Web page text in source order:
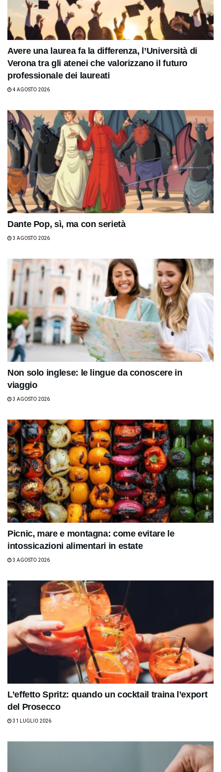
Avere una laurea fa la differenza, l’Università di
Verona tra gli atenei che valorizzano il futuro
professionale dei laureati
4 AGOSTO 2026
Dante Pop, sì, ma con serietà
3 AGOSTO 2026
Non solo inglese: le lingue da conoscere in
viaggio
3 AGOSTO 2026
Picnic, mare e montagna: come evitare le
intossicazioni alimentari in estate
3 AGOSTO 2026
L’effetto Spritz: quando un cocktail traina l’export
del Prosecco
31 LUGLIO 2026